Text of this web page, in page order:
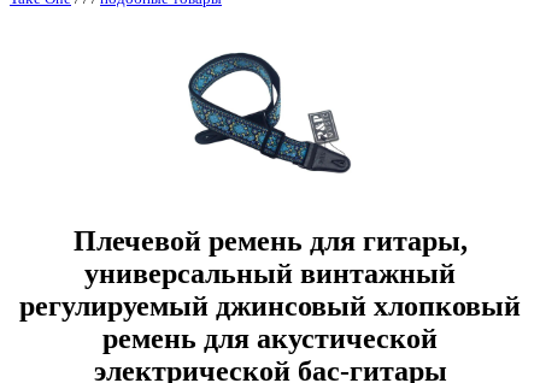
Плечевой ремень для гитары,
универсальный винтажный
регулируемый джинсовый хлопковый
ремень для акустической
электрической бас-гитары